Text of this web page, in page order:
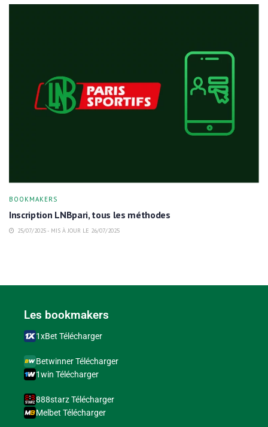
BOOKMAKERS
Inscription LNBpari, tous les méthodes
25/07/2025 - MIS À JOUR LE 26/07/2025
Les bookmakers
1xBet Télécharger
Betwinner Télécharger
1win Télécharger
888starz Télécharger
Melbet Télécharger